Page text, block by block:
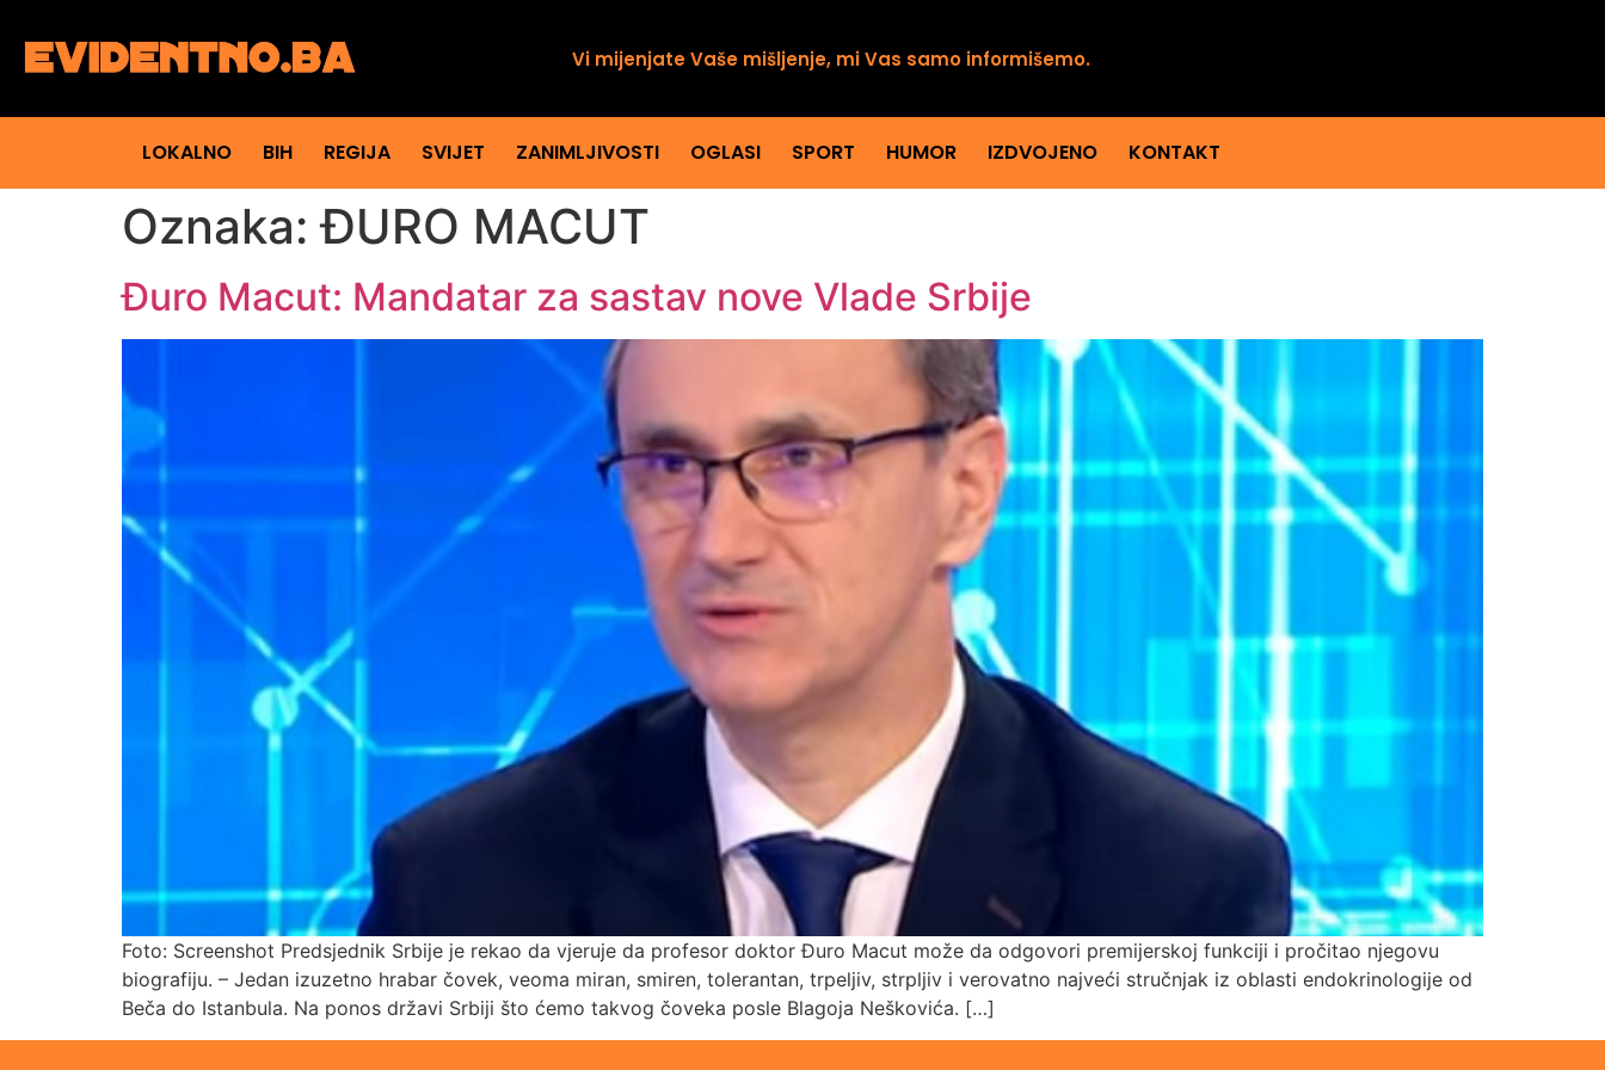
Vi mijenjate Vaše mišljenje, mi Vas samo informišemo.
LOKALNO BIH REGIJA SVIJET ZANIMLJIVOSTI OGLASI SPORT HUMOR IZDVOJENO KONTAKT
Oznaka:ĐURO MACUT
Đuro Macut: Mandatar za sastav nove Vlade Srbije
Foto: Screenshot Predsjednik Srbije je rekao da vjeruje da profesor doktor Đuro Macut može da odgovori premijerskoj funkciji i pročitao njegovu
biografiju. – Jedan izuzetno hrabar čovek, veoma miran, smiren, tolerantan, trpeljiv, strpljiv i verovatno najveći stručnjak iz oblasti endokrinologije od
Beča do Istanbula. Na ponos državi Srbiji što ćemo takvog čoveka posle Blagoja Neškovića. […]